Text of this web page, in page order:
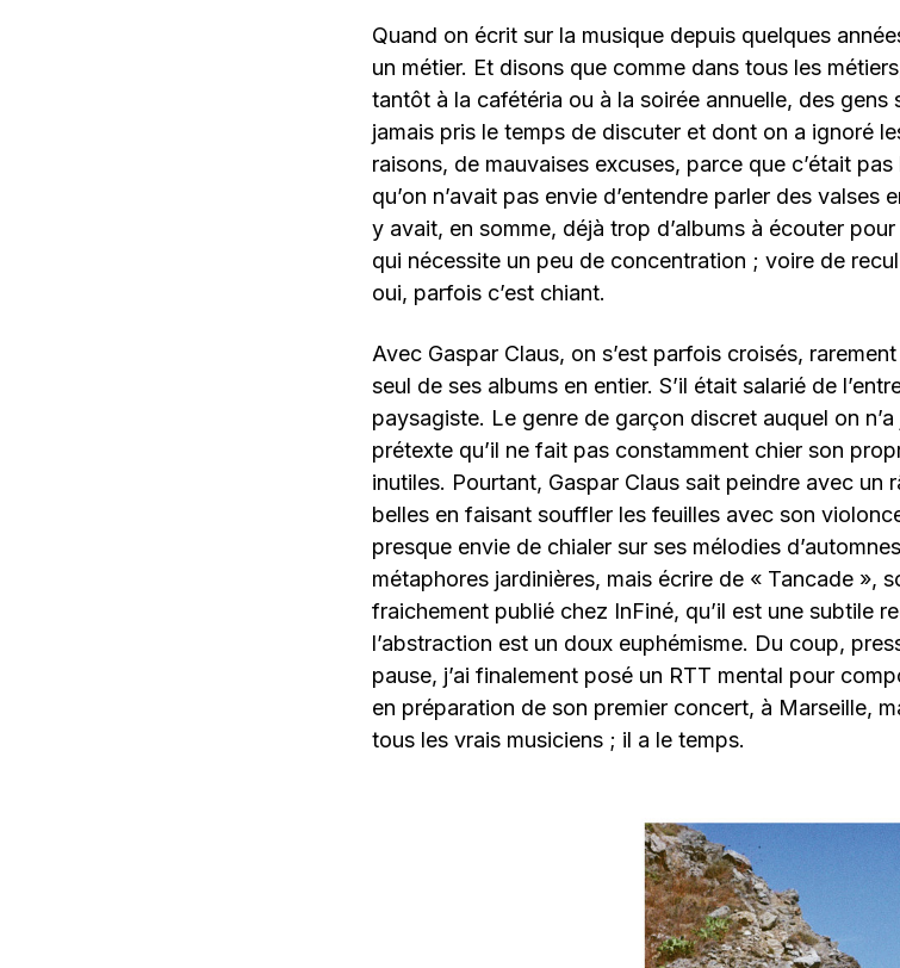
Quand on écrit sur la musique depuis quelques
un métier. Et disons que comme dans tous les
tantôt à la cafétéria ou à la soirée annuelle, des gens
jamais pris le temps de discuter et dont on a ignoré
raisons, de mauvaises excuses, parce que c’était
qu’on n’avait pas envie d’entendre parler des valses
y avait, en somme, déjà trop d’albums à écouter
qui nécessite un peu de concentration ; voire de
oui, parfois c’est chiant.
Avec Gaspar Claus, on s’est parfois croisés,
seul de ses albums en entier. S’il était salarié de
paysagiste. Le genre de garçon discret auquel on
prétexte qu’il ne fait pas constamment chier son
inutiles. Pourtant, Gaspar Claus sait peindre avec un
belles en faisant souffler les feuilles avec son
presque envie de chialer sur ses mélodies
métaphores jardinières, mais écrire de « Tancade »,
fraichement publié chez InFiné, qu’il est une subtile
l’abstraction est un doux euphémisme. Du coup,
pause, j’ai finalement posé un RTT mental pour
en préparation de son premier concert, à Marseille,
tous les vrais musiciens ; il a le temps.